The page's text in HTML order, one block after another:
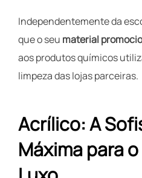
Independentemente da
que o seu material
aos produtos químicos
limpeza das lojas parceiras.
Acrílico: A
Máxima para